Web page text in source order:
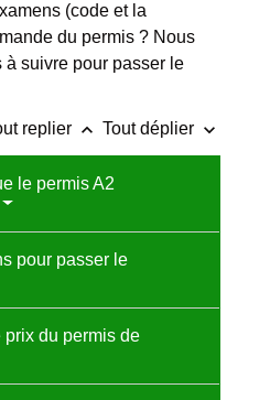
(code et la
du permis ? Nous
suivre pour passer le
replier keyboard_arrow_up Tout déplier keyboard_arrow_down
le permis A2
pour passer le
du permis de